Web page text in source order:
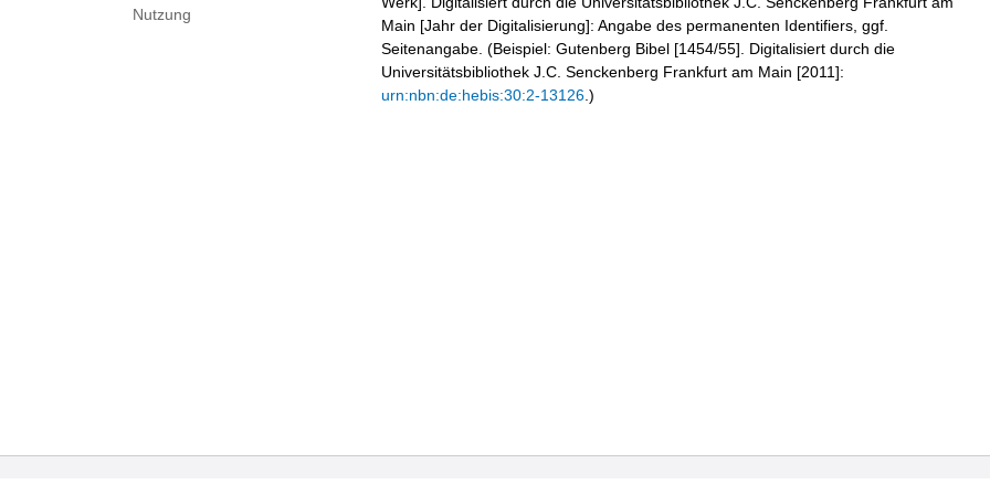
Nutzung
Main [Jahr der Digitalisierung]: Angabe des permanenten Identifiers, ggf.
Seitenangabe. (Beispiel: Gutenberg Bibel [1454/55]. Digitalisiert durch die
Universitätsbibliothek J.C. Senckenberg Frankfurt am Main [2011]:
urn:nbn:de:hebis:30:2-13126 .)